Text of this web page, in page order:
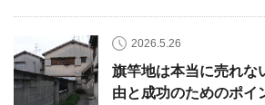
2026.5.26
旗竿地は本当に売れな
由と成功のためのポイ